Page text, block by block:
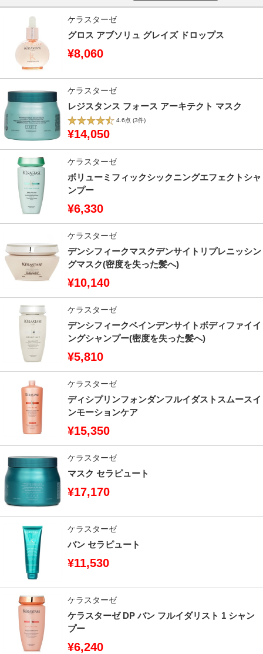
ケラスターゼ
グロス アブソリュ グレイズ ドロップス
¥8,060
ケラスターゼ
レジスタンス フォース アーキテクト マスク
4.6点 (3件)
¥14,050
ケラスターゼ
ボリューミフィックシックニングエフェクトシャ
ンプー
¥6,330
ケラスターゼ
デンシフィークマスクデンサイトリプレニッシン
グマスク(密度を失った髪へ)
¥10,140
ケラスターゼ
デンシフィークベインデンサイトボディファイイ
ングシャンプー(密度を失った髪へ)
¥5,810
ケラスターゼ
ディシプリンフォンダンフルイダストスムースイ
ンモーションケア
¥15,350
ケラスターゼ
マスク セラピュート
¥17,170
ケラスターゼ
バン セラピュート
¥11,530
ケラスターゼ
ケラスターゼ DP バン フルイダリスト 1 シャン
プー
¥6,240